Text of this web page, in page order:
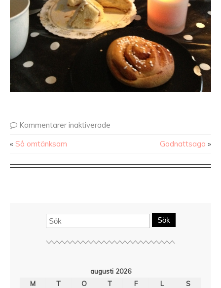
Kommentarer inaktiverade
« Så omtänksam Godnattsaga »
Sök
augusti 2026
M
T O T F L
S